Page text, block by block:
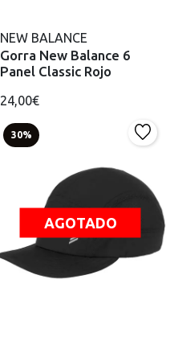
NEW BALANCE
Gorra New Balance 6
Panel Classic Rojo
24,00€
30%
AGOTADO